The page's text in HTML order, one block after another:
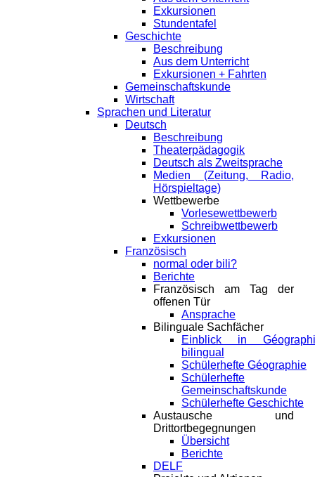
Exkursionen
Stundentafel
Geschichte
Beschreibung
Aus dem Unterricht
Exkursionen + Fahrten
Gemeinschaftskunde
Wirtschaft
Sprachen und Literatur
Deutsch
Beschreibung
Theaterpädagogik
Deutsch als Zweitsprache
Medien (Zeitung, Radio,
Hörspieltage)
Wettbewerbe
Vorlesewettbewerb
Schreibwettbewerb
Exkursionen
Französisch
normal oder bili?
Berichte
Französisch am Tag der
offenen Tür
Ansprache
Bilinguale Sachfächer
Einblick in
bilingual
Schülerhefte Géographie
Schülerhefte
Gemeinschaftskunde
Schülerhefte Geschichte
Austausche und
Drittortbegegnungen
Übersicht
Berichte
DELF